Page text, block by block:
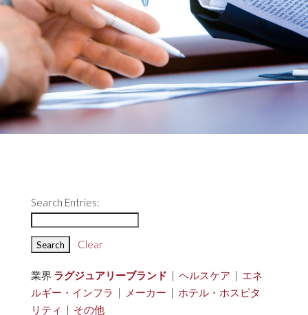
Search Entries:
Clear
業界 ラグジュアリーブランド | ヘルスケア | エネ
ルギー・インフラ | メーカー | ホテル・ホスピタ
リティ
| その他